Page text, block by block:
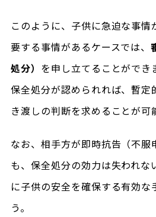
このように、子供に急迫な事情
要する事情があるケースでは、
処分） を申し立てることができ
保全処分が認められれば、暫定
き渡しの判断を求めることが可
なお、相手方が即時抗告（不服
も、保全処分の効力は失われな
に子供の安全を確保する有効な
う。